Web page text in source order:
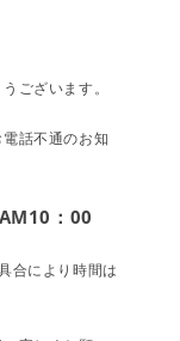
ございます。
話不通のお知
：00
合により時間は